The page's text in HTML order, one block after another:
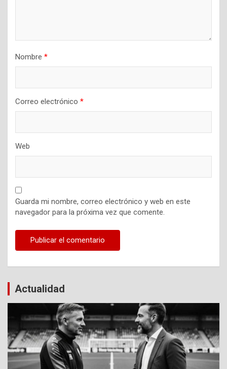
Nombre *
Correo electrónico *
Web
Guarda mi nombre, correo electrónico y web en este
navegador para la próxima vez que comente.
Actualidad